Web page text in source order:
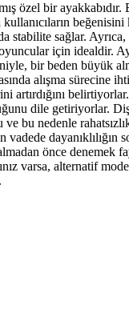
özel bir
stabilite sağlar.
için idealdir.
bir beden büyük
alışma
dile getiriyorlar.
ve bu nedenle
önce denemek
varsa, alternatif